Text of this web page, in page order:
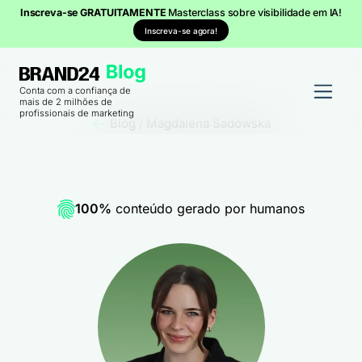
Inscreva-se GRATUITAMENTE Masterclass sobre visibilidade em IA!
Inscreva-se agora!
Conta com a confiança de
mais de 2 milhões de
profissionais de marketing
Blog
100% conteúdo gerado por humanos